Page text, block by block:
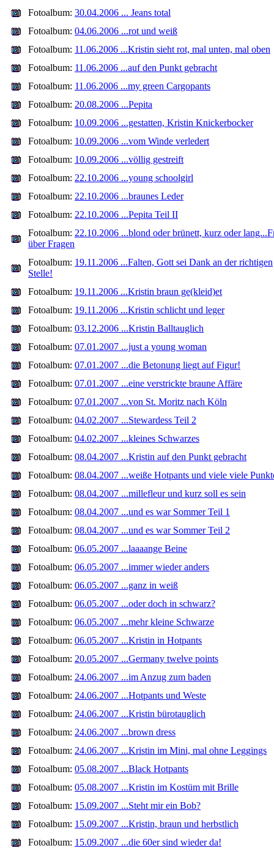
Fotoalbum: 30.04.2006 ... Jeans total
Fotoalbum: 04.06.2006 ...rot und weiß
Fotoalbum: 11.06.2006 ...Kristin sieht rot, mal unten, mal oben
Fotoalbum: 11.06.2006 ...auf den Punkt gebracht
Fotoalbum: 11.06.2006 ...my green Cargopants
Fotoalbum: 20.08.2006 ...Pepita
Fotoalbum: 10.09.2006 ...gestatten, Kristin Knickerbocker
Fotoalbum: 10.09.2006 ...vom Winde verledert
Fotoalbum: 10.09.2006 ...völlig gestreift
Fotoalbum: 22.10.2006 ...young schoolgirl
Fotoalbum: 22.10.2006 ...braunes Leder
Fotoalbum: 22.10.2006 ...Pepita Teil II
Fotoalbum: 22.10.2006 ...blond oder brünett, kurz oder
über Fragen
Fotoalbum: 19.11.2006 ...Falten, Gott sei Dank an der richtigen
Stelle!
Fotoalbum: 19.11.2006 ...Kristin braun ge(kleid)et
Fotoalbum: 19.11.2006 ...Kristin schlicht und leger
Fotoalbum: 03.12.2006 ...Kristin Balltauglich
Fotoalbum: 07.01.2007 ...just a young woman
Fotoalbum: 07.01.2007 ...die Betonung liegt auf Figur!
Fotoalbum: 07.01.2007 ...eine verstrickte braune Affäre
Fotoalbum: 07.01.2007 ...von St. Moritz nach Köln
Fotoalbum: 04.02.2007 ...Stewardess Teil 2
Fotoalbum: 04.02.2007 ...kleines Schwarzes
Fotoalbum: 08.04.2007 ...Kristin auf den Punkt gebracht
Fotoalbum: 08.04.2007 ...weiße Hotpants und viele viele
Fotoalbum: 08.04.2007 ...millefleur und kurz soll es sein
Fotoalbum: 08.04.2007 ...und es war Sommer Teil 1
Fotoalbum: 08.04.2007 ...und es war Sommer Teil 2
Fotoalbum: 06.05.2007 ...laaaange Beine
Fotoalbum: 06.05.2007 ...immer wieder anders
Fotoalbum: 06.05.2007 ...ganz in weiß
Fotoalbum: 06.05.2007 ...oder doch in schwarz?
Fotoalbum: 06.05.2007 ...mehr kleine Schwarze
Fotoalbum: 06.05.2007 ...Kristin in Hotpants
Fotoalbum: 20.05.2007 ...Germany twelve points
Fotoalbum: 24.06.2007 ...im Anzug zum baden
Fotoalbum: 24.06.2007 ...Hotpants und Weste
Fotoalbum: 24.06.2007 ...Kristin bürotauglich
Fotoalbum: 24.06.2007 ...brown dress
Fotoalbum: 24.06.2007 ...Kristin im Mini, mal ohne Leggings
Fotoalbum: 05.08.2007 ...Black Hotpants
Fotoalbum: 05.08.2007 ...Kristin im Kostüm mit Brille
Fotoalbum: 15.09.2007 ...Steht mir ein Bob?
Fotoalbum: 15.09.2007 ...Kristin, braun und herbstlich
Fotoalbum: 15.09.2007 ...die 60er sind wieder da!